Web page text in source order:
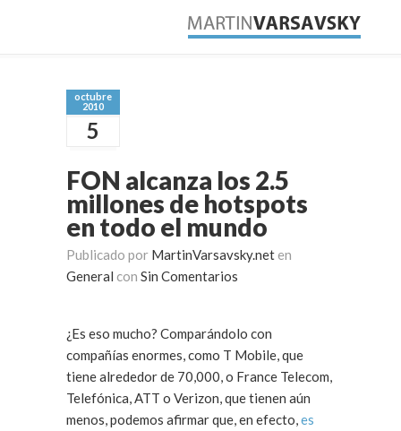
octubre
2010
5
FON alcanza los 2.5
millones de hotspots
en todo el mundo
Publicado por MartinVarsavsky.net en
General con Sin Comentarios
¿Es eso mucho? Comparándolo con
compañías enormes, como T Mobile, que
tiene alrededor de 70,000, o France Telecom,
Telefónica, ATT o Verizon, que tienen aún
menos, podemos afirmar que, en efecto,es